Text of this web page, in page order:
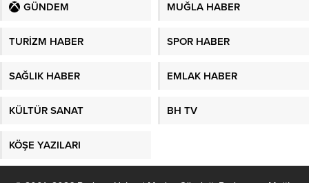
GÜNDEM MUĞLA HABER
TURİZM HABER SPOR HABER
SAĞLIK HABER EMLAK HABER
KÜLTÜR SANAT BH TV
KÖŞE YAZILARI